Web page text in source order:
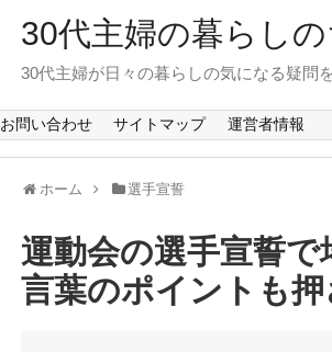
30代主婦の暮らし
30代主婦が日々の暮らしの気になる疑問
お問い合わせ サイトマップ 運営者情報
ホーム 選手宣誓
運動会の選手宣誓で
言葉のポイントも押